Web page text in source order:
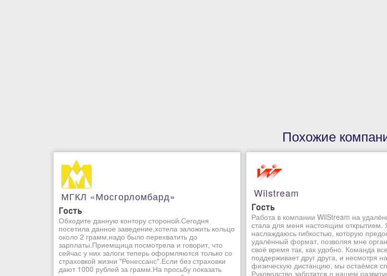
Похожие
МГКЛ «Мосгорломбард»
Гость
Обходите данную контору стороной.Сегодня
посетила данное заведение,хотела заложить кольцо
около 2 грамм,надо было перехватить до
зарплаты.Приемщица посмотрела и говорит, что
сейчас у них залоги теперь оформляются только со
страховкой жизни "Ренессанс".Если без страховки
дают 1000 рублей за грамм.На просьбу показать
Wilstream
Гость
Работа в компании WilStream на
стала для меня настоящим открытием.
наслаждаюсь гибкостью, которую
удалённый формат, позволяя мне
своё время так, как удобно. Команда
поддерживает друг друга, и несмотря на
физическую дистанцию, мы остаёмся
Руководство заботится о нашем